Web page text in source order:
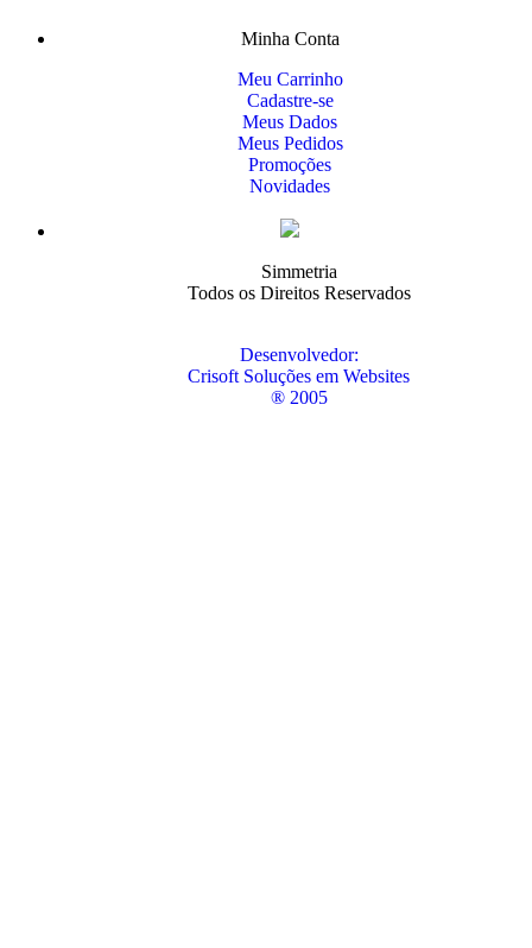
Minha Conta
Meu Carrinho
Cadastre-se
Meus Dados
Meus Pedidos
Promoções
Novidades
Simmetria
Todos os Direitos Reservados
Desenvolvedor:
Crisoft Soluções em Websites
® 2005